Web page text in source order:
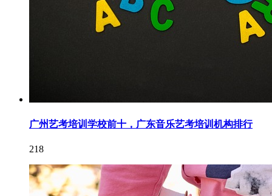
广州艺考培训学校前十，广东音乐艺考培训机构排行
218